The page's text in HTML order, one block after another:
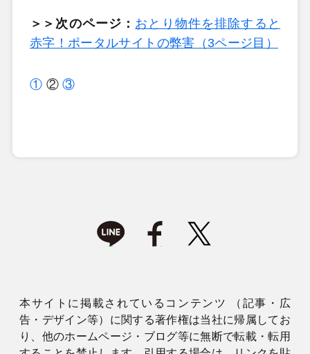
＞＞次のページ： おとり物件を排除すると
赤字！ポータルサイトの弊害（3ページ目）
① ②③
本サイトに掲載されているコンテンツ （記事・広
告・デザイン等）に関する著作権は当社に帰属してお
り、他のホームページ・ブログ等に無断で転載・転用